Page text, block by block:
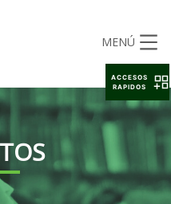
MENÚ
ACCESOS
RAPIDOS